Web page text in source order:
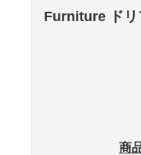
Furniture ドリ
商